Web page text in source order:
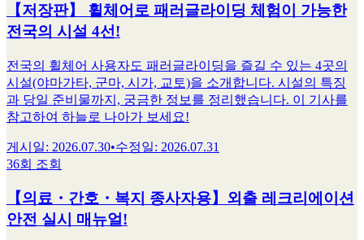
【저장판】 휠체어로 패러글라이딩 체험이 가능한
전국의 시설 4선!
전국의 휠체어 사용자도 패러글라이딩을 즐길 수 있는 4곳의
시설(야마가타, 군마, 시가, 교토)을 소개합니다. 시설의 특징
과 당일 준비물까지, 궁금한 정보를 정리했습니다. 이 기사를
참고하여 하늘로 나아가 보세요!
게시일: 2026.07.30•수정일: 2026.07.31
36회 조회
【의료・간호・복지 종사자용】외출 레크리에이션
안전 실시 매뉴얼!